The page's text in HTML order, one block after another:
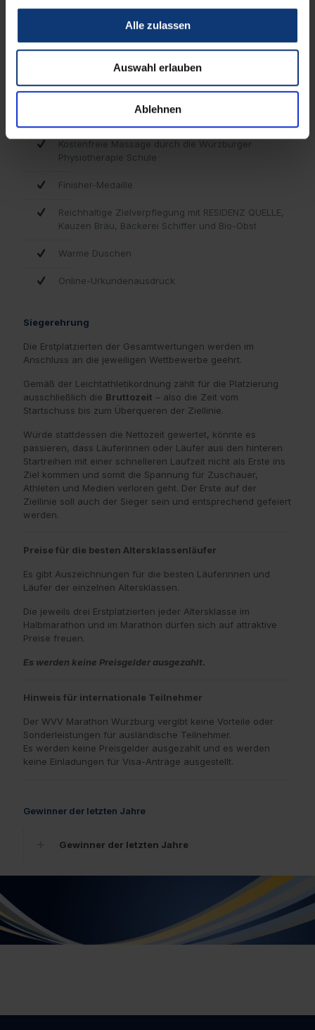
Alle zulassen
Auswahl erlauben
Ablehnen
Burk’s Nudelparty - sponsored by Creana Pasta
Streckenverpflegung
Erstklassige medizinische Versorgung
Kostenfreie Massage durch die Würzburger
Physiotherapie Schule
Finisher-Medaille
Reichhaltige Zielverpflegung mit RESIDENZ QUELLE,
Kauzen Bräu, Bäckerei Schiffer und Bio-Obst
Warme Duschen
Online-Urkundenausdruck
Siegerehrung
Die Erstplatzierten der Gesamtwertungen werden im
Anschluss an die jeweiligen Wettbewerbe geehrt.
Gemäß der Leichtathletikordnung zählt für die Platzierung
ausschließlich die Bruttozeit – also die Zeit vom
Startschuss bis zum Überqueren der Ziellinie.
Würde stattdessen die Nettozeit gewertet, könnte es
passieren, dass Läuferinnen oder Läufer aus den hinteren
Startreihen mit einer schnelleren Laufzeit nicht als Erste ins
Ziel kommen und somit die Spannung für Zuschauer,
Athleten und Medien verloren geht. Der Erste auf der
Ziellinie soll auch der Sieger sein und entsprechend gefeiert
werden.
Preise für die besten Altersklassenläufer
Es gibt Auszeichnungen für die besten Läuferinnen und
Läufer der einzelnen Altersklassen.
Die jeweils drei Erstplatzierten jeder Altersklasse im
Halbmarathon und im Marathon dürfen sich auf attraktive
Preise freuen.
Es werden keine Preisgelder ausgezahlt.
Hinweis für internationale Teilnehmer
Der WVV Marathon Würzburg vergibt keine Vorteile oder
Sonderleistungen für ausländische Teilnehmer.
Es werden keine Preisgelder ausgezahlt und es werden
keine Einladungen für Visa-Anträge ausgestellt.
Gewinner der letzten Jahre
Gewinner der letzten Jahre